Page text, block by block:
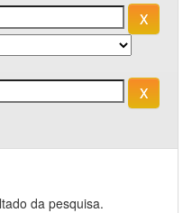
da pesquisa.